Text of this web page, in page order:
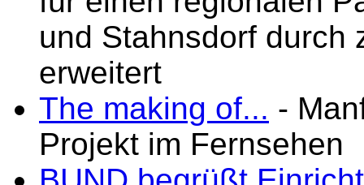
und Stahnsdorf durch
erweitert
The making of... -
Projekt im Fernsehen